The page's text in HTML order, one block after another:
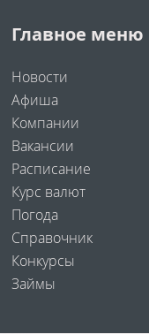
Главное меню
Новости
Афиша
Компании
Вакансии
Расписание
Курс валют
Погода
Справочник
Конкурсы
Займы